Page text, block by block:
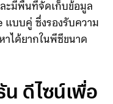
LPDDR5 ความเร็ว
ะมีพื้นที่จัดเก็บข้อมูล
บบคู่ ซึ่งรองรับความ
ได้ยากในพีซีขนาด